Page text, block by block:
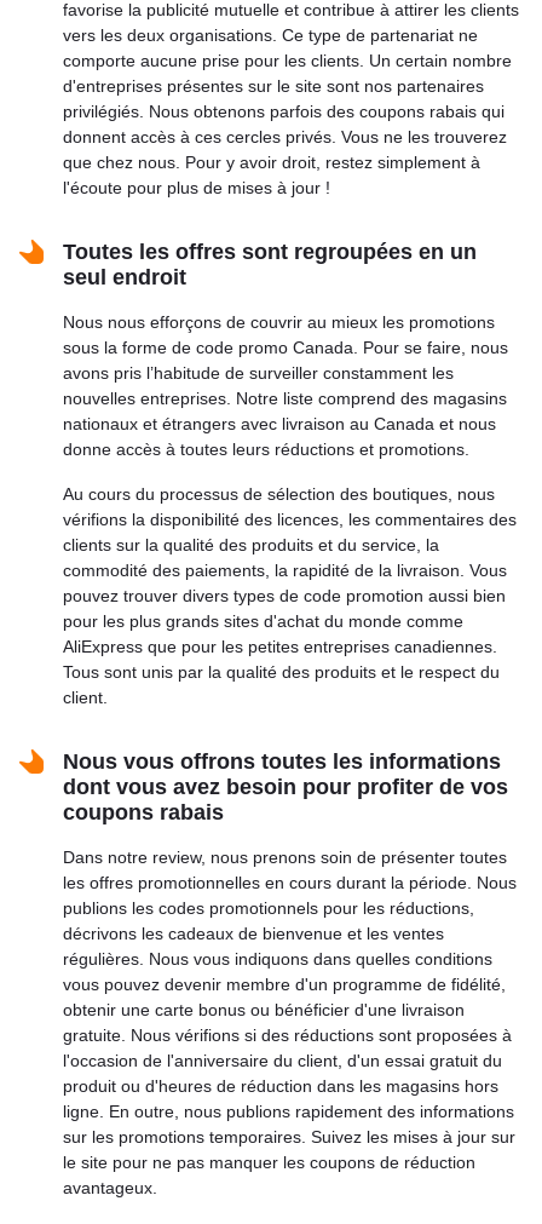
favorise la publicité mutuelle et contribue à attirer les clients
vers les deux organisations. Ce type de partenariat ne
comporte aucune prise pour les clients. Un certain nombre
d'entreprises présentes sur le site sont nos partenaires
privilégiés. Nous obtenons parfois des coupons rabais qui
donnent accès à ces cercles privés. Vous ne les trouverez
que chez nous. Pour y avoir droit, restez simplement à
l'écoute pour plus de mises à jour !
Toutes les offres sont regroupées en un
seul endroit
Nous nous efforçons de couvrir au mieux les promotions
sous la forme de code promo Canada. Pour se faire, nous
avons pris l’habitude de surveiller constamment les
nouvelles entreprises. Notre liste comprend des magasins
nationaux et étrangers avec livraison au Canada et nous
donne accès à toutes leurs réductions et promotions.
Au cours du processus de sélection des boutiques, nous
vérifions la disponibilité des licences, les commentaires des
clients sur la qualité des produits et du service, la
commodité des paiements, la rapidité de la livraison. Vous
pouvez trouver divers types de code promotion aussi bien
pour les plus grands sites d'achat du monde comme
AliExpress que pour les petites entreprises canadiennes.
Tous sont unis par la qualité des produits et le respect du
client.
Nous vous offrons toutes les informations
dont vous avez besoin pour profiter de vos
coupons rabais
Dans notre review, nous prenons soin de présenter toutes
les offres promotionnelles en cours durant la période. Nous
publions les codes promotionnels pour les réductions,
décrivons les cadeaux de bienvenue et les ventes
régulières. Nous vous indiquons dans quelles conditions
vous pouvez devenir membre d'un programme de fidélité,
obtenir une carte bonus ou bénéficier d'une livraison
gratuite. Nous vérifions si des réductions sont proposées à
l'occasion de l'anniversaire du client, d'un essai gratuit du
produit ou d'heures de réduction dans les magasins hors
ligne. En outre, nous publions rapidement des informations
sur les promotions temporaires. Suivez les mises à jour sur
le site pour ne pas manquer les coupons de réduction
avantageux.